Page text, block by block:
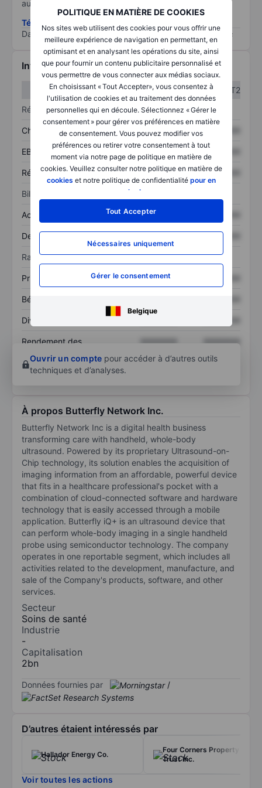
POLITIQUE EN MATIÈRE DE COOKIES
Nos sites web utilisent des cookies pour vous offrir une
meilleure expérience de navigation en permettant, en
optimisant et en analysant les opérations du site, ainsi
que pour fournir un contenu publicitaire personnalisé et
vous permettre de vous connecter aux médias sociaux.
En choisissant « Tout Accepter», vous consentez à
l'utilisation de cookies et au traitement des données
personnelles qui en découle. Sélectionnez « Gérer le
consentement » pour gérer vos préférences en matière
de consentement. Vous pouvez modifier vos
préférences ou retirer votre consentement à tout
moment via notre page de politique en matière de
cookies. Veuillez consulter notre politique en matière de
cookies et notre politique de confidentialité pour en
savoir plus
Tout Accepter
Nécessaires uniquement
Gérer le consentement
Belgique
au risque le plus élevé).
Télécharger la méthodologie ESG (en anglais)
Data provided by
/
Informations financières
T1
T2
Résultats
Chiffre d’affaires XXXXXXX
EBITDA
Résultat net XXXXXXX XXXXXXX
Bilan
Actif total XXXXXXX
Dette totale XXXXXXX
Ratios
Prix / ventes XXXXXXX
Bénéfice par action
Dividende par action
Rendement des
XXXXXXX
XXXXXXX
Ouvrir un compte pour accéder à d’autres outils
techniques et d’analyses.
À propos Butterfly Network Inc.
Butterfly Network Inc is a digital health business
transforming care with handheld, whole-body
ultrasound. Powered by its proprietary Ultrasound-on-
Chip technology, its solution enables the acquisition of
imaging information from an affordable, powerful device
that fits in a healthcare professional's pocket with a
combination of cloud-connected software and hardware
technology that is easily accessed through a mobile
application. Butterfly iQ+ is an ultrasound device that
can perform whole-body imaging in a single handheld
probe using semiconductor technology. The company
operates in one reportable segment, which includes all
activities related to the development, manufacture, and
sale of the Company's products, software, and other
services.
Secteur
Soins de santé
Industrie
-
Capitalisation
2bn
Données fournies par /
D’autres étaient intéressés par
Hallador Energy Co.
Four Corners Property
Trust Inc.
Voir toutes les actions